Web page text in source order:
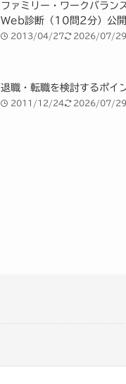
ファミリー・ワークバラン
Web診断（10問2分）公
2013/04/27 2026/07/29
退職・転職を検討するポイ
2011/12/24 2026/07/29